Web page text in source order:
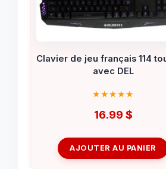
Clavier de jeu français 114
avec DEL
16.99 $
AJOUTER AU PANIER